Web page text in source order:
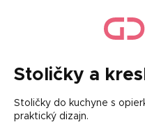
Stoličky a
Stoličky do kuchyne s
praktický dizajn.